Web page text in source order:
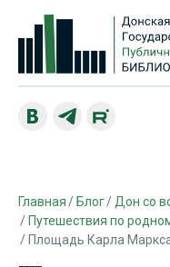
Главная Блог
Дон со
Путешествия по
Площадь Карла